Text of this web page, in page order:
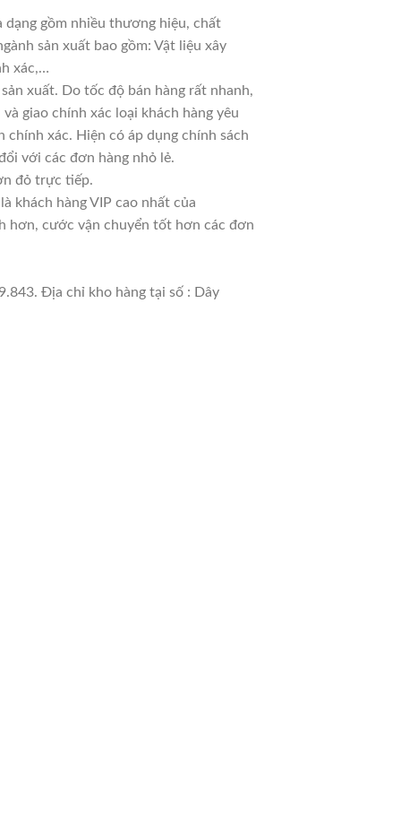
gồm nhiều thương hiệu, chất
sản xuất bao gồm: Vật liệu xây
xác,…
xuất. Do tốc độ bán hàng rất nhanh,
giao chính xác loại khách hàng yêu
xác. Hiện có áp dụng chính sách
với các đơn hàng nhỏ lẻ.
đỏ trực tiếp.
khách hàng VIP cao nhất của
hơn, cước vận chuyển tốt hơn các đơn
Địa chỉ kho hàng tại số : Dây